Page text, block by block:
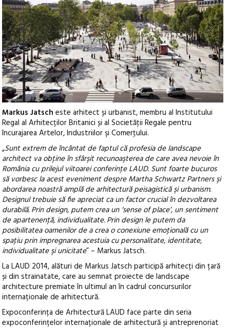
Markus Jatsch este arhitect și urbanist, membru al Institutului
Regal al Arhitecților Britanici și al Societăţii Regale pentru
încurajarea Artelor, Industriilor şi Comerţului.
„Sunt extrem de încântat de faptul că profesia de landscape
architect va obţine în sfârşit recunoaşterea de care avea nevoie în
România cu prilejul viitoarei conferinţe LAUD. Sunt foarte bucuros
să vorbesc la acest eveniment despre Martha Schwartz Partners şi
abordarea noastră amplă de arhitectură peisagistică şi urbanism.
Designul trebuie să fie apreciat ca un factor crucial în dezvoltarea
durabilă. Prin design, putem crea un ‘sense of place’, un sentiment
de apartenenţă, individualitate. Prin design le putem da
posibilitatea oamenilor de a crea o conexiune emoţională cu un
spaţiu prin impregnarea acestuia cu personalitate, identitate,
individualitate şi unicitate” – Markus Jatsch.
La LAUD 2014, alături de Markus Jatsch participă arhitecți din țară
și din strainatate, care au semnat proiecte de landscape
architecture premiate în ultimul an în cadrul concursurilor
internaționale de arhitectură.
Expoconferința de Arhitectură LAUD face parte din seria
expoconferințelor internaționale de arhitectură și antreprenoriat